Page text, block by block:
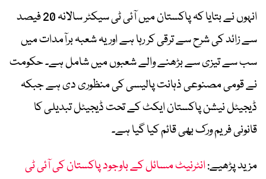
انہوں نے بتایا کہ پاکستان میں آئی ٹی سیکٹر سالانہ 20 فیصد
سے زائد کی شرح سے ترقی کر رہا ہے اور یہ شعبہ برآمدات میں
سب سے تیزی سے بڑھنے والے شعبوں میں شامل ہے۔ حکومت
نے قومی مصنوعی ذہانت پالیسی کی منظوری دی ہے جبکہ
ڈیجیٹل نیشن پاکستان ایکٹ کے تحت ڈیجیٹل تبدیلی کا
قانونی فریم ورک بھی قائم کیا گیا ہے۔
مزید پڑھیے:انٹرنیٹ مسائل کے باوجود پاکستان کی آئی ٹی